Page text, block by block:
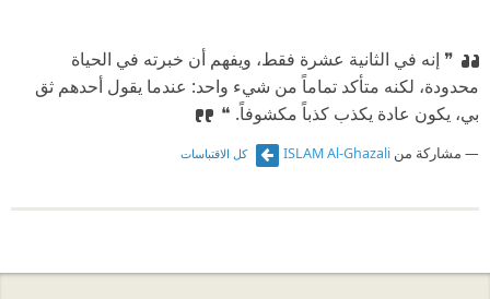
❞ إنه في الثانية عشرة فقط، ويفهم أن خبرته في الحياة
محدودة، لكنه متأكد تماماً من شيء واحد: عندما يقول أحدهم ثق
بي، يكون عادة يكذب كذباً مكشوفاً.‏ ❝
مشاركة من ISLAM Al-Ghazali كل الاقتباسات